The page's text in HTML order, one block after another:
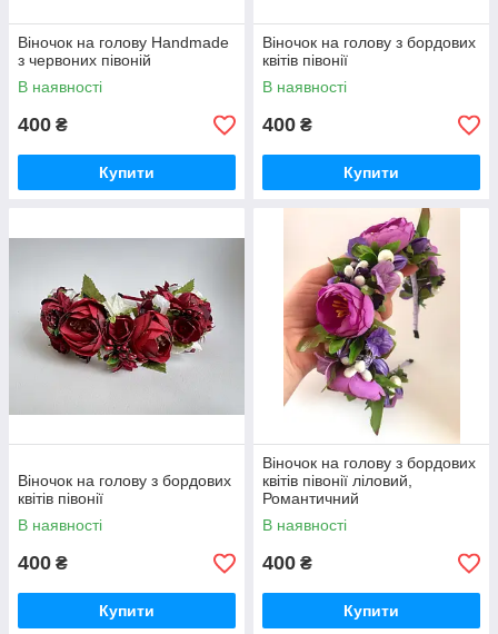
Віночок на голову Handmade
з червоних півоній
В наявності
400 ₴
Купити
Віночок на голову з бордових
квітів півонії
В наявності
400 ₴
Купити
Віночок на голову з бордових
квітів півонії
В наявності
400 ₴
Купити
Віночок на голову з бордових
квітів півонії ліловий,
Романтичний
В наявності
400 ₴
Купити